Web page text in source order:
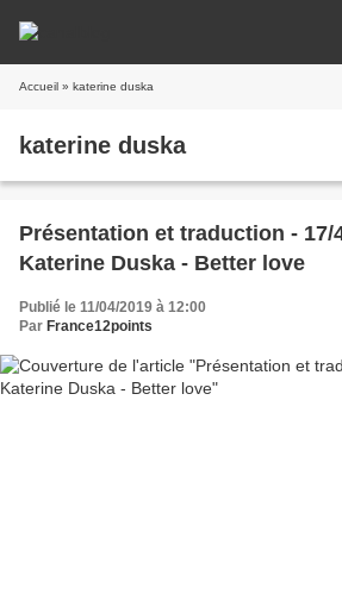
Accueil » katerine duska
katerine duska
Présentation et traduction - 17/
Katerine Duska - Better love
Publié le 11/04/2019 à 12:00
Par France12points